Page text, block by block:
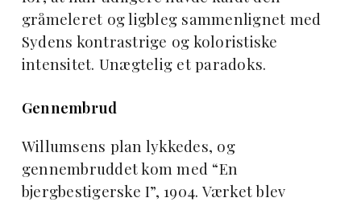
gråmeleret og ligbleg sammenlignet med
Sydens kontrastrige og koloristiske
intensitet. Unægtelig et paradoks.
Gennembrud
Willumsens plan lykkedes, og
gennembruddet kom med “En
bjergbestigerske I”, 1904. Værket blev